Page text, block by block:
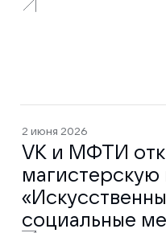
2 июня 2026
VK и МФТИ
социальные